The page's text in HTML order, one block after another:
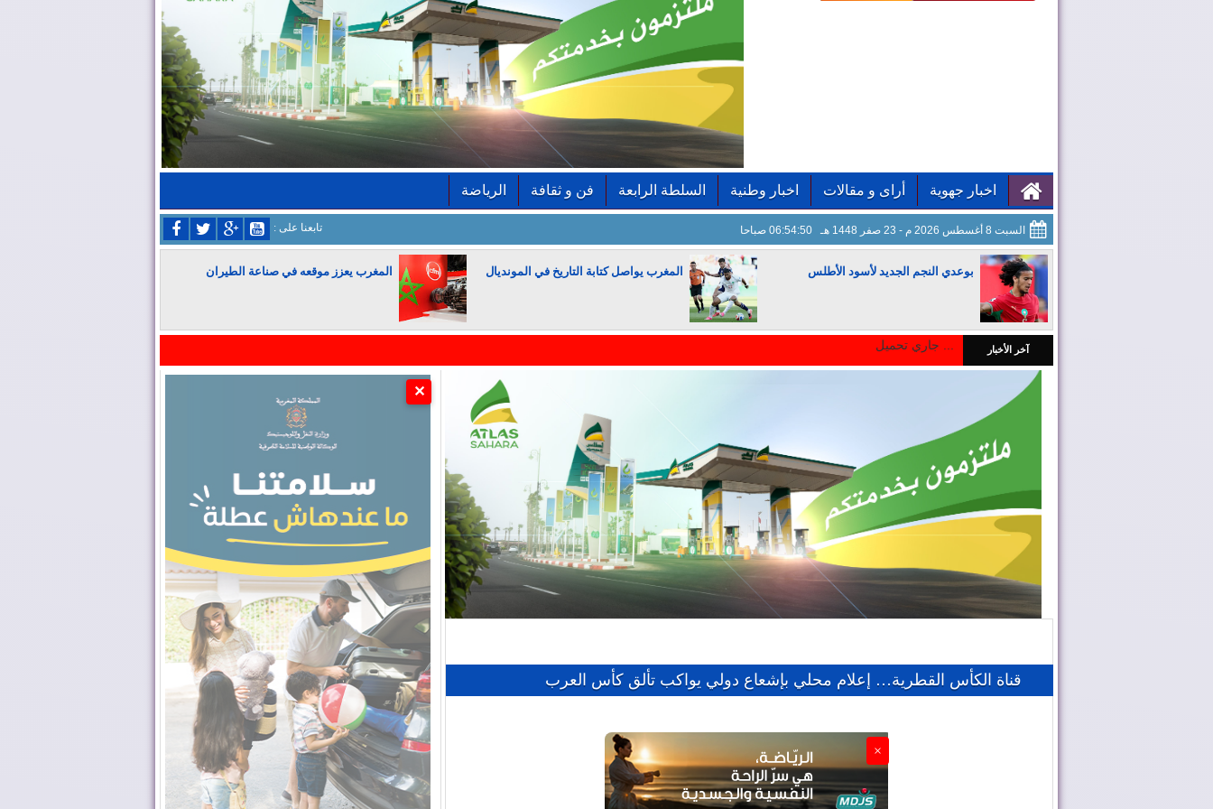
اخبار جهوية أراى و مقالات اخبار وطنية السلطة الرابعة فن و ثقافة الرياضة
السبت 8 أغسطس 2026 م - 23 صفر 1448 هـ 06:54:52 صباحا : تابعنا على
بوعدي النجم الجديد لأسود الأطلس المغرب يواصل كتابة التاريخ في المونديال المغرب يعزز موقعه في صناعة الطيران
المغرب يجذب كبار المستثمرين آخر الأخبار
قناة الكأس القطرية… إعلام محلي بإشعاع دولي يواكب تألق كأس العرب
×
✕